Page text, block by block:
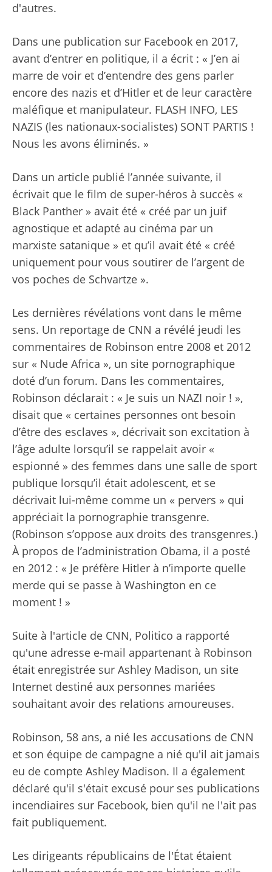
d'autres.
Dans une publication sur Facebook en 2017,
avant d’entrer en politique, il a écrit : « J’en ai
marre de voir et d’entendre des gens parler
encore des nazis et d’Hitler et de leur caractère
maléfique et manipulateur. FLASH INFO, LES
NAZIS (les nationaux-socialistes) SONT PARTIS !
Nous les avons éliminés. »
Dans un article publié l’année suivante, il
écrivait que le film de super-héros à succès «
Black Panther » avait été « créé par un juif
agnostique et adapté au cinéma par un
marxiste satanique » et qu’il avait été « créé
uniquement pour vous soutirer de l’argent de
vos poches de Schvartze ».
Les dernières révélations vont dans le même
sens. Un reportage de CNN a révélé jeudi les
commentaires de Robinson entre 2008 et 2012
sur « Nude Africa », un site pornographique
doté d’un forum. Dans les commentaires,
Robinson déclarait : « Je suis un NAZI noir ! »,
disait que « certaines personnes ont besoin
d’être des esclaves », décrivait son excitation à
l’âge adulte lorsqu’il se rappelait avoir «
espionné » des femmes dans une salle de sport
publique lorsqu’il était adolescent, et se
décrivait lui-même comme un « pervers » qui
appréciait la pornographie transgenre.
(Robinson s’oppose aux droits des transgenres.)
À propos de l’administration Obama, il a posté
en 2012 : « Je préfère Hitler à n’importe quelle
merde qui se passe à Washington en ce
moment ! »
Suite à l'article de CNN, Politico a rapporté
qu'une adresse e-mail appartenant à Robinson
était enregistrée sur Ashley Madison, un site
Internet destiné aux personnes mariées
souhaitant avoir des relations amoureuses.
Robinson, 58 ans, a nié les accusations de CNN
et son équipe de campagne a nié qu'il ait jamais
eu de compte Ashley Madison. Il a également
déclaré qu'il s'était excusé pour ses publications
incendiaires sur Facebook, bien qu'il ne l'ait pas
fait publiquement.
Les dirigeants républicains de l'État étaient